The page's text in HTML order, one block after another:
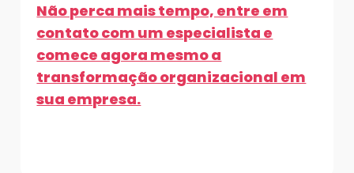
Não perca mais tempo, entre em
contato com um especialista e
comece agora mesmo a
transformação organizacional em
sua empresa.